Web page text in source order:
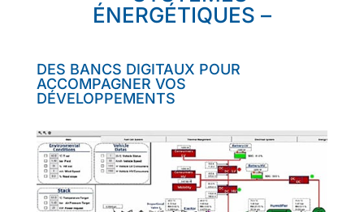
ÉNERGÉTIQUES –
DES BANCS DIGITAUX POUR
ACCOMPAGNER VOS
DÉVELOPPEMENTS